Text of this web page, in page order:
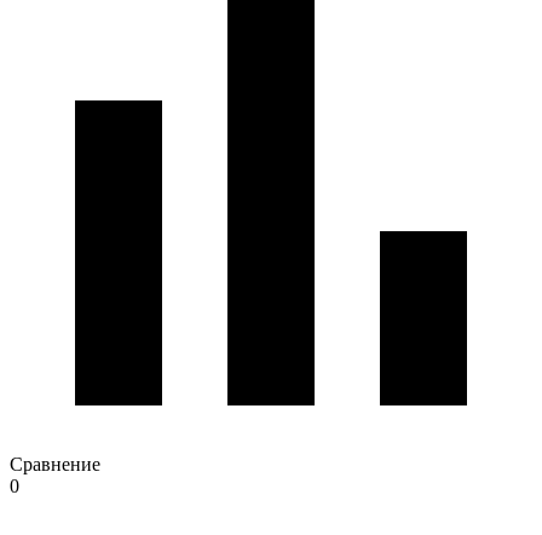
Сравнение
0